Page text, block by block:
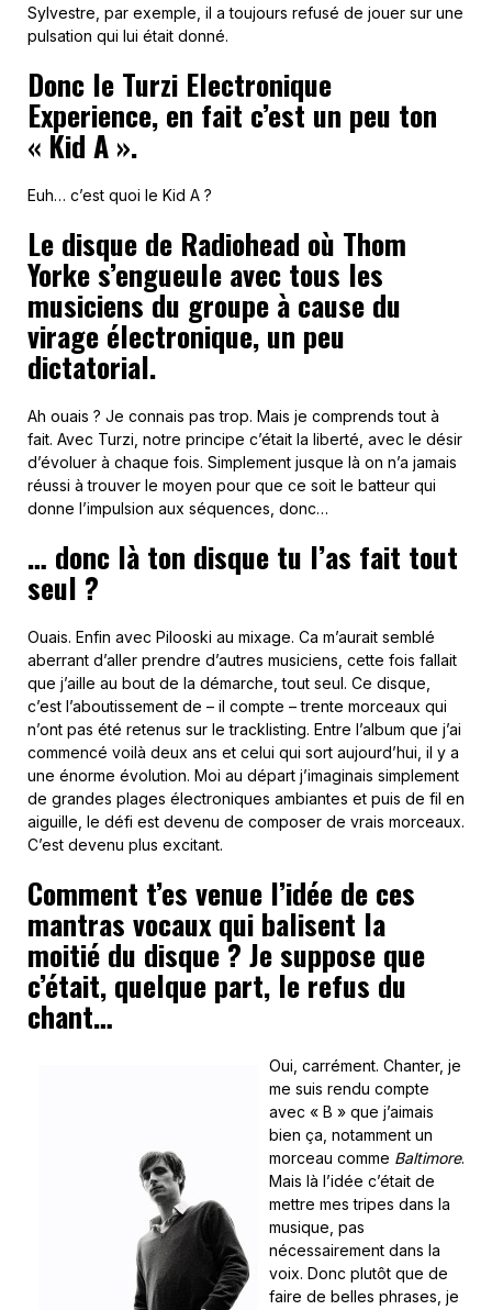
Sylvestre, par exemple, il a toujours refusé de jouer sur une
pulsation qui lui était donné.
Donc le Turzi Electronique
Experience, en fait c’est un peu ton
« Kid A ».
Euh… c’est quoi le Kid A ?
Le disque de Radiohead où Thom
Yorke s’engueule avec tous les
musiciens du groupe à cause du
virage électronique, un peu
dictatorial.
Ah ouais ? Je connais pas trop. Mais je comprends tout à
fait. Avec Turzi, notre principe c’était la liberté, avec le désir
d’évoluer à chaque fois. Simplement jusque là on n’a jamais
réussi à trouver le moyen pour que ce soit le batteur qui
donne l’impulsion aux séquences, donc…
… donc là ton disque tu l’as fait tout
seul ?
Ouais. Enfin avec Pilooski au mixage. Ca m’aurait semblé
aberrant d’aller prendre d’autres musiciens, cette fois fallait
que j’aille au bout de la démarche, tout seul. Ce disque,
c’est l’aboutissement de – il compte – trente morceaux qui
n’ont pas été retenus sur le tracklisting. Entre l’album que j’ai
commencé voilà deux ans et celui qui sort aujourd’hui, il y a
une énorme évolution. Moi au départ j’imaginais simplement
de grandes plages électroniques ambiantes et puis de fil en
aiguille, le défi est devenu de composer de vrais morceaux.
C’est devenu plus excitant.
Comment t’es venue l’idée de ces
mantras vocaux qui balisent la
moitié du disque ? Je suppose que
c’était, quelque part, le refus du
chant…
Oui, carrément. Chanter, je
me suis rendu compte
avec « B » que j’aimais
bien ça, notamment un
morceau comme Baltimore.
Mais là l’idée c’était de
mettre mes tripes dans la
musique, pas
nécessairement dans la
voix. Donc plutôt que de
faire de belles phrases, je